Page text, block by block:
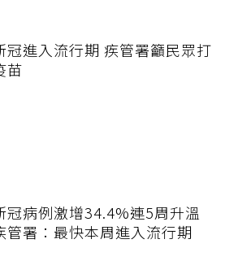
冠進入流行期 疾管署籲民眾打
苗
冠病例激增34.4%連5周升溫
管署：最快本周進入流行期